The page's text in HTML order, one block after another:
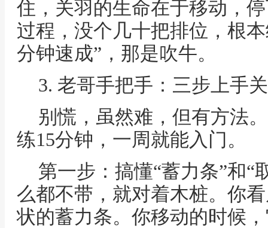
住，关羽的生命在于移动，
过程，没个几十把排位，根
分钟速成”，那是吹牛。
3. 老哥手把手：三步上手
别慌，虽然难，但有方法
练15分钟，一周就能入门。
第一步：搞懂“蓄力条”和“
么都不带，就对着木桩。你
状的蓄力条。你移动的时候